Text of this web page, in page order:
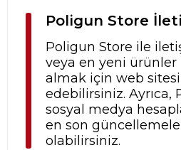
Poligun Store
Poligun Store ile
veya en yeni ürünler
almak için web
edebilirsiniz. Ayrıca,
sosyal medya
en son
olabilirsiniz.